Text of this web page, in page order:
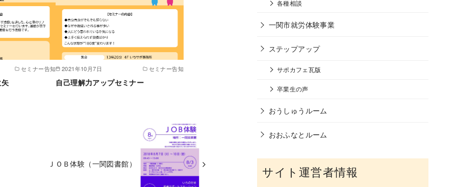
セミナー告知 2021年10月7日 セミナー告知
自己理解力アップセミナー
ＪＯＢ体験（一関図書館）
各種相談
一関市就労体験事業
ステップアップ
サポカフェ瓦版
卒業生の声
おうしゅうルーム
おおふなとルーム
サイト運営者情報